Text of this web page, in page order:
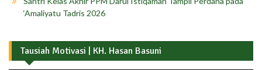
‘Amaliyatu Tadris 2026
Tausiah Motivasi | KH. Hasan Basuni